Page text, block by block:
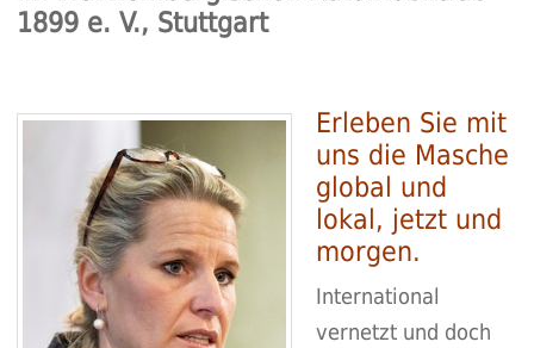
1899 e. V., Stuttgart
Erleben Sie mit
uns die Masche
global und
lokal, jetzt und
morgen.
International
vernetzt und doch